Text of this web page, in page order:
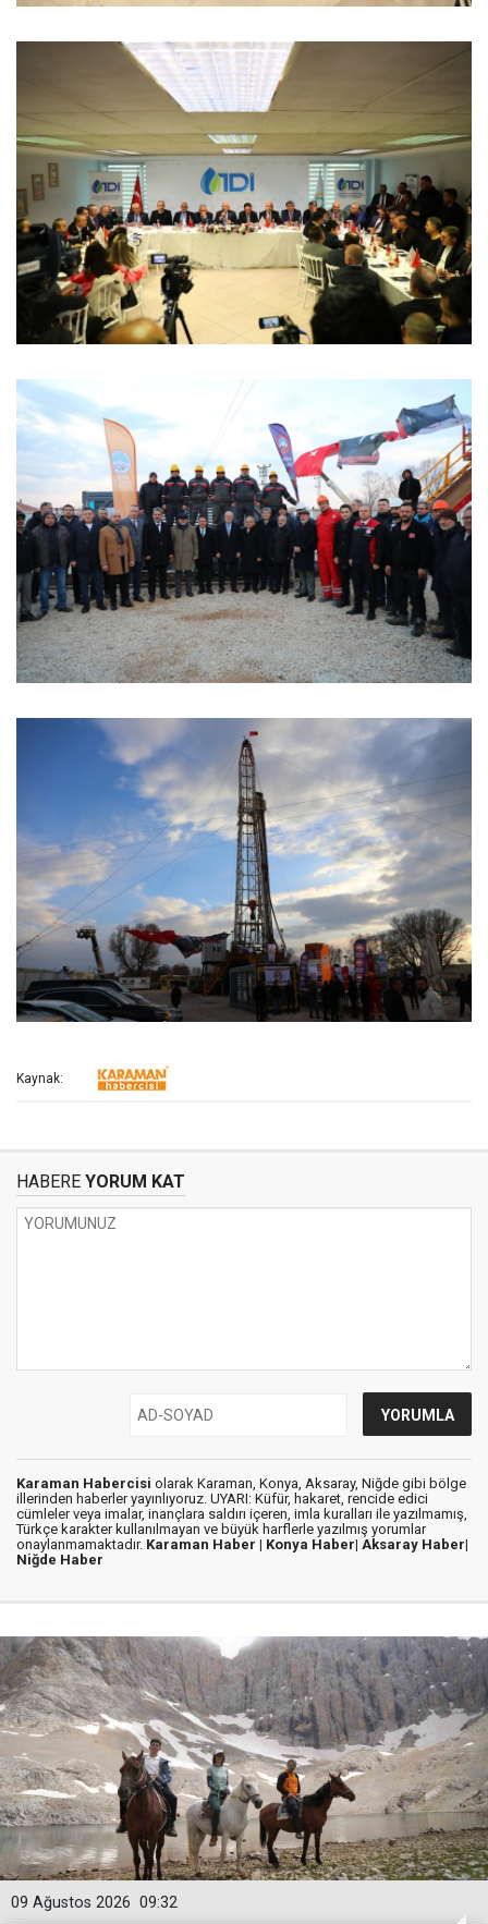
Kaynak:
HABERE YORUM KAT
Karaman Habercisi olarak Karaman, Konya, Aksaray, Niğde gibi bölge
illerinden haberler yayınlıyoruz. UYARI: Küfür, hakaret, rencide edici
cümleler veya imalar, inançlara saldırı içeren, imla kuralları ile yazılmamış,
Türkçe karakter kullanılmayan ve büyük harflerle yazılmış yorumlar
onaylanmamaktadır. Karaman Haber | Konya Haber| Aksaray Haber|
Niğde Haber
09:32
09 Ağustos 2026